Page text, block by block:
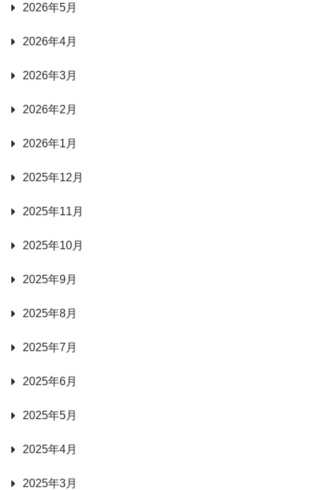
2026年5月
2026年4月
2026年3月
2026年2月
2026年1月
2025年12月
2025年11月
2025年10月
2025年9月
2025年8月
2025年7月
2025年6月
2025年5月
2025年4月
2025年3月